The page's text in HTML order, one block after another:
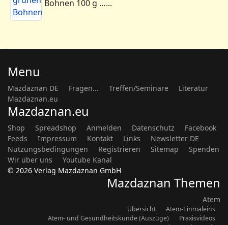
Bohnen 100 g …...
Menu
Mazdaznan DE Fragen... Treffen/Seminare
Literatur
Mazdaznan.eu
Mazdaznan.eu
Shop Spreadshop Anmelden Datenschutz
Facebook
Feeds
Impressum Kontakt Links
Newsletter DE
Nutzungsbedingungen
Registrieren Sitemap
Spenden
Wir über uns
Youtube Kanal
© 2026 Verlag Mazdaznan GmbH
Mazdaznan Themen
Atem
Übersicht
Atem-Einmaleins
Atem- und Gesundheitskunde (Auszüge)
Praxisvideos